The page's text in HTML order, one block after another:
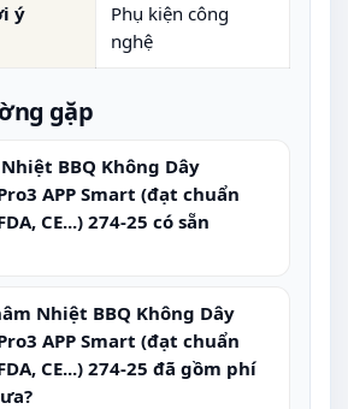
ý
Phụ kiện công
nghệ
gặp
BBQ Không Dây
APP Smart (đạt chuẩn
CE...) 274-25 có sẵn
Nhiệt BBQ Không Dây
APP Smart (đạt chuẩn
CE...) 274-25 đã gồm phí